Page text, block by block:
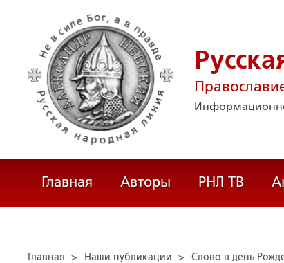
Главная Авторы РНЛ ТВ
Главная > Наши публикации > Слово в день